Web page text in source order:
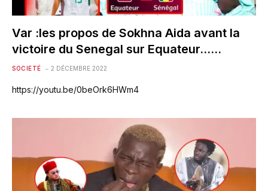
Var :les propos de Sokhna Aida avant la
victoire du Senegal sur Equateur……
SOCIETÉ 2 DÉCEMBRE 2022
https://youtu.be/0beOrk6HWm4